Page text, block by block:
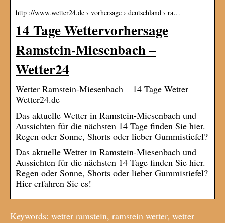
http ://www.wetter24.de › vorhersage › deutschland › ra…
14 Tage Wettervorhersage
Ramstein-Miesenbach –
Wetter24
Wetter Ramstein-Miesenbach – 14 Tage Wetter –
Wetter24.de
Das aktuelle Wetter in Ramstein-Miesenbach und
Aussichten für die nächsten 14 Tage finden Sie hier.
Regen oder Sonne, Shorts oder lieber Gummistiefel?
Das aktuelle Wetter in Ramstein-Miesenbach und
Aussichten für die nächsten 14 Tage finden Sie hier.
Regen oder Sonne, Shorts oder lieber Gummistiefel?
Hier erfahren Sie es!
Keywords: wetter ramstein, ramstein wetter, wetter